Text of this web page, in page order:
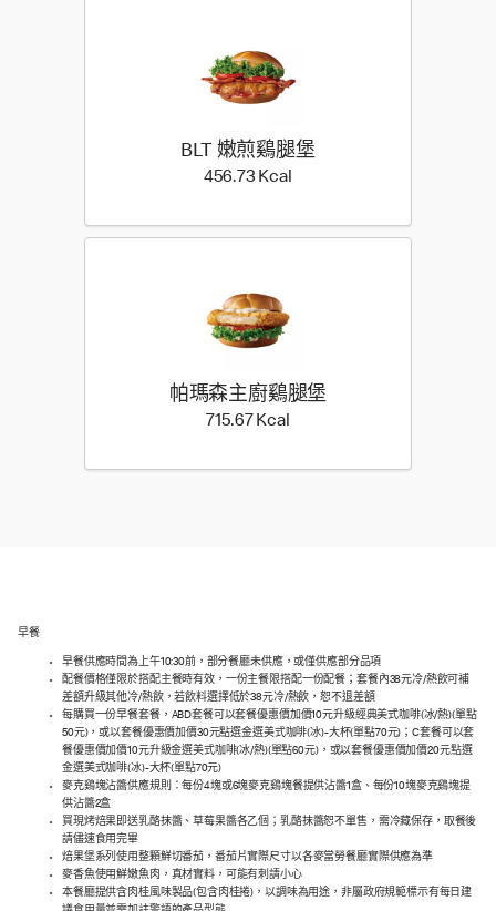
BLT 嫩煎鷄腿堡
456.73 Kcal
帕瑪森主廚鷄腿堡
715.67 Kcal
早餐
早餐供應時間為上午10:30前，部分餐廳未供應，或僅供應部分品項
配餐價格僅限於搭配主餐時有效，一份主餐限搭配一份配餐；套餐內38元冷/熱飲可補
差額升級其他冷/熱飲，若飲料選擇低於38元冷/熱飲，恕不退差額
每購買一份早餐套餐，ABD套餐可以套餐優惠價加價10元升級經典美式咖啡(冰/熱)(單點
50元)，或以套餐優惠價加價30元點選金選美式咖啡(冰)-大杯(單點70元)；C套餐可以套
餐優惠價加價10元升級金選美式咖啡(冰/熱)(單點60元)，或以套餐優惠價加價20元點選
金選美式咖啡(冰)-大杯(單點70元)
麥克鷄塊沾醬供應規則：每份4塊或6塊麥克鷄塊餐提供沾醬1盒、每份10塊麥克鷄塊提
供沾醬2盒
買現烤焙果即送乳酪抹醬、草莓果醬各乙個；乳酪抹醬恕不單售，需冷藏保存，取餐後
請儘速食用完畢
焙果堡系列使用整顆鮮切番茄，番茄片實際尺寸以各麥當勞餐廳實際供應為準
麥香魚使用鮮嫩魚肉，真材實料，可能有刺請小心
本餐廳提供含肉桂風味製品(包含肉桂捲)，以調味為用途，非屬政府規範標示有每日建